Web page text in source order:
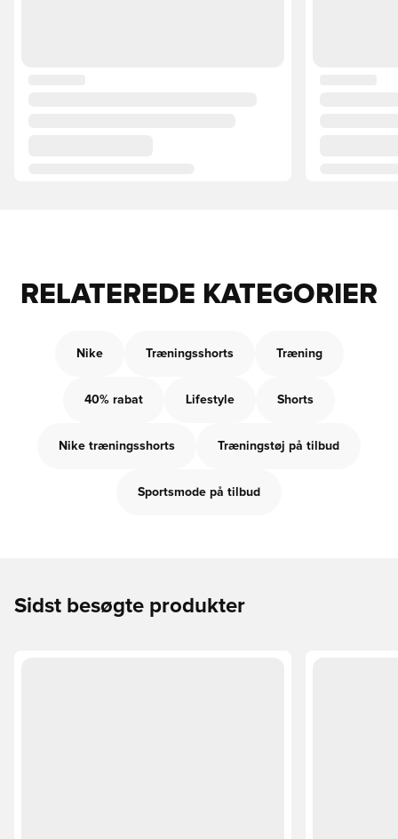
RELATEREDE KATEGORIER
Nike Træningsshorts Træning
40% rabat Lifestyle Shorts
Nike træningsshorts Træningstøj på tilbud
Sportsmode på tilbud
Sidst besøgte produkter